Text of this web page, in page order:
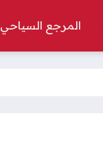
المرجع السياحي